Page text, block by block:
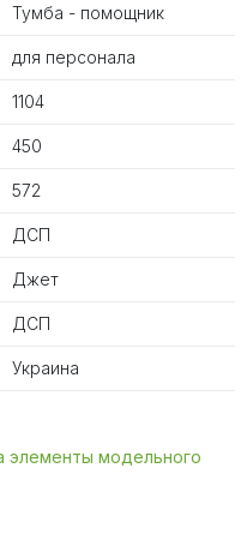
Тумба - помощник
для персонала
1104
450
572
ДСП
Джет
ДСП
Украина
элементы модельного